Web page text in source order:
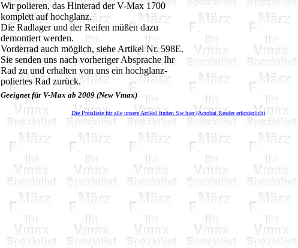
Wir polieren, das Hinterad der V-Max 1700
komplett auf hochglanz.
Die Radlager und der Reifen müßen dazu
demontiert werden.
Vorderrad auch möglich, siehe Artikel Nr. 598E.
Sie senden uns nach vorheriger Absprache Ihr
Rad zu und erhalten von uns ein hochglanz-
poliertes Rad zurück.
Geeignet für V-Max ab 2009 (New Vmax)
Die Preisliste für alle unsere Artikel finden Sie hier (Acrobat Reader erforderlich)